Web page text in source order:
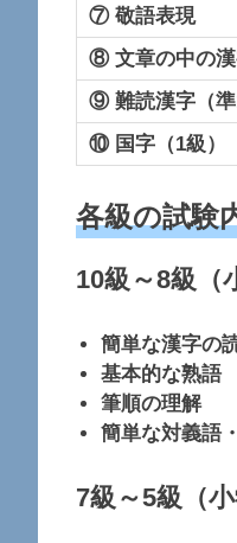
⑦ 敬語表現
⑧ 文章の中の
⑨ 難読漢字（準
⑩ 国字（1級）
各級の試験
10級～8級（
簡単な漢字の
基本的な熟語
筆順の理解
簡単な対義語
7級～5級（